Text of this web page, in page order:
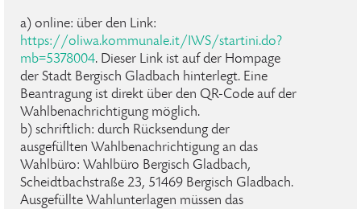
a) online: über den Link:
https://oliwa.kommunale.it/IWS/startini.do?
mb=5378004. Dieser Link ist auf der Hompage
der Stadt Bergisch Gladbach hinterlegt. Eine
Beantragung ist direkt über den QR-Code auf der
Wahlbenachrichtigung möglich.
b) schriftlich: durch Rücksendung der
ausgefüllten Wahlbenachrichtigung an das
Wahlbüro: Wahlbüro Bergisch Gladbach,
Scheidtbachstraße 23, 51469 Bergisch Gladbach.
Ausgefüllte Wahlunterlagen müssen das